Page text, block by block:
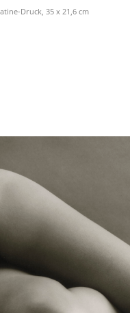
Druck, 35 x 21,6 cm